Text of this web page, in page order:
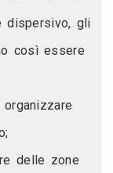
dispersivo, gli
così essere
delle zone